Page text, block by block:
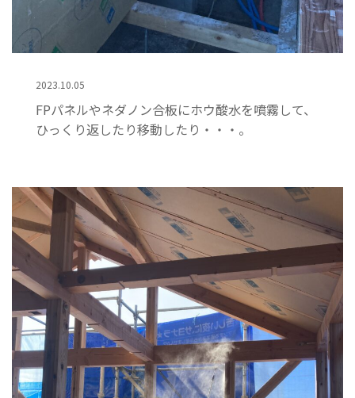
2023.10.05
FPパネルやネダノン合板にホウ酸水を噴霧して、
ひっくり返したり移動したり・・・。